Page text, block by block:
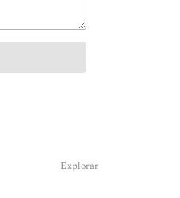
Explorar